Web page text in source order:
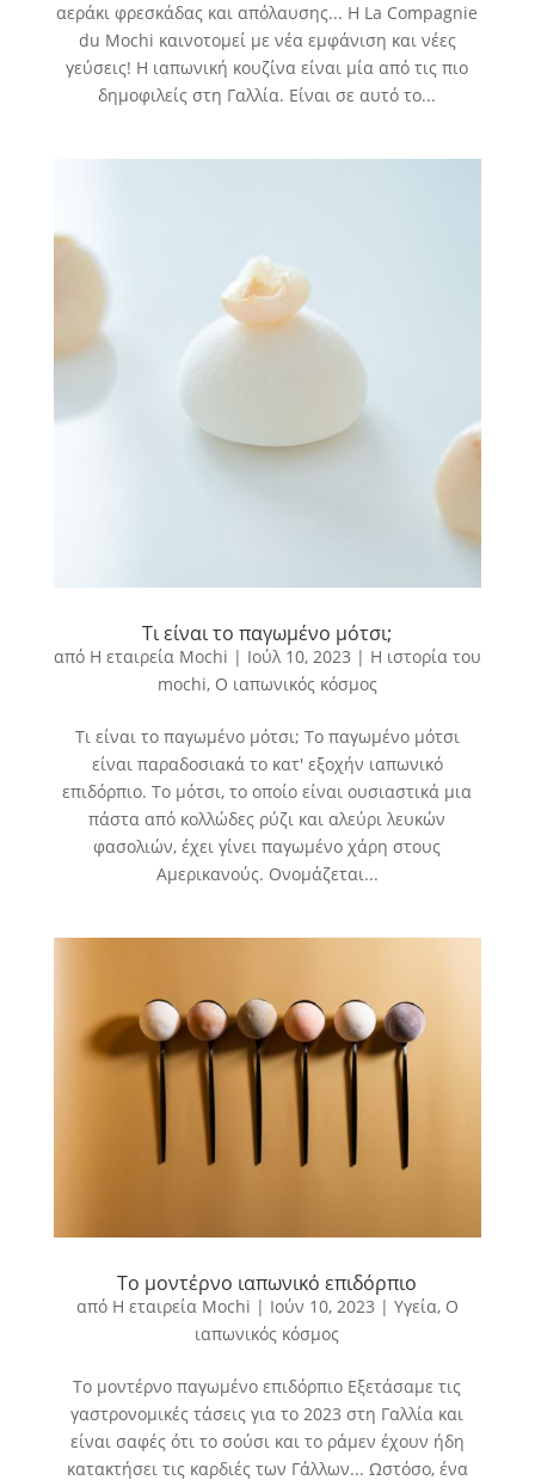
αεράκι φρεσκάδας και απόλαυσης... Η La Compagnie
du Mochi καινοτομεί με νέα εμφάνιση και νέες
γεύσεις! Η ιαπωνική κουζίνα είναι μία από τις πιο
δημοφιλείς στη Γαλλία. Είναι σε αυτό το...
Τι είναι το παγωμένο μότσι;
από Η εταιρεία Mochi | Ιούλ 10, 2023 | Η ιστορία του
mochi, Ο ιαπωνικός κόσμος
Τι είναι το παγωμένο μότσι; Το παγωμένο μότσι
είναι παραδοσιακά το κατ' εξοχήν ιαπωνικό
επιδόρπιο. Το μότσι, το οποίο είναι ουσιαστικά μια
πάστα από κολλώδες ρύζι και αλεύρι λευκών
φασολιών, έχει γίνει παγωμένο χάρη στους
Αμερικανούς. Ονομάζεται...
Το μοντέρνο ιαπωνικό επιδόρπιο
από Η εταιρεία Mochi | Ιούν 10, 2023 | Υγεία, Ο
ιαπωνικός κόσμος
Το μοντέρνο παγωμένο επιδόρπιο Εξετάσαμε τις
γαστρονομικές τάσεις για το 2023 στη Γαλλία και
είναι σαφές ότι το σούσι και το ράμεν έχουν ήδη
κατακτήσει τις καρδιές των Γάλλων... Ωστόσο, ένα